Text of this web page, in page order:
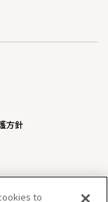
方針
to